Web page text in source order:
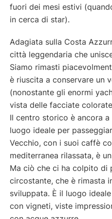
fuori dei mesi estivi
in cerca di star).
Adagiata sulla Costa
città leggendaria che
Siamo rimasti
è riuscita a conservare un
(nonostante gli enormi
vista delle facciate
Il centro storico è ancora a
luogo ideale per
Vecchio, con i suoi caffè
mediterranea rilassata, è
Ma ciò che ci ha colpito di
circostante, che è rimasta
sviluppata. È il luogo
con vigneti, viste